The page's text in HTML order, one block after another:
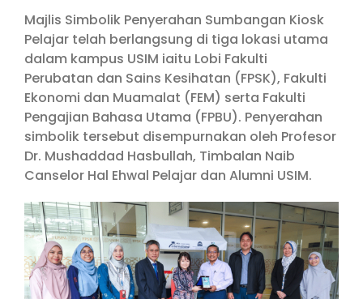
Majlis Simbolik Penyerahan Sumbangan Kiosk
Pelajar telah berlangsung di tiga lokasi utama
dalam kampus USIM iaitu Lobi Fakulti
Perubatan dan Sains Kesihatan (FPSK), Fakulti
Ekonomi dan Muamalat (FEM) serta Fakulti
Pengajian Bahasa Utama (FPBU). Penyerahan
simbolik tersebut disempurnakan oleh Profesor
Dr. Mushaddad Hasbullah, Timbalan Naib
Canselor Hal Ehwal Pelajar dan Alumni USIM.